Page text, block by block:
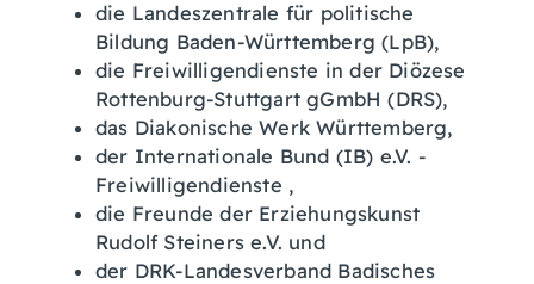
die Landeszentrale für politische
Bildung Baden-Württemberg (LpB),
die Freiwilligendienste in der Diözese
Rottenburg-Stuttgart gGmbH (DRS),
das Diakonische Werk Württemberg,
der Internationale Bund (IB) e.V. -
Freiwilligendienste ,
die Freunde der Erziehungskunst
Rudolf Steiners e.V. und
der DRK-Landesverband Badisches